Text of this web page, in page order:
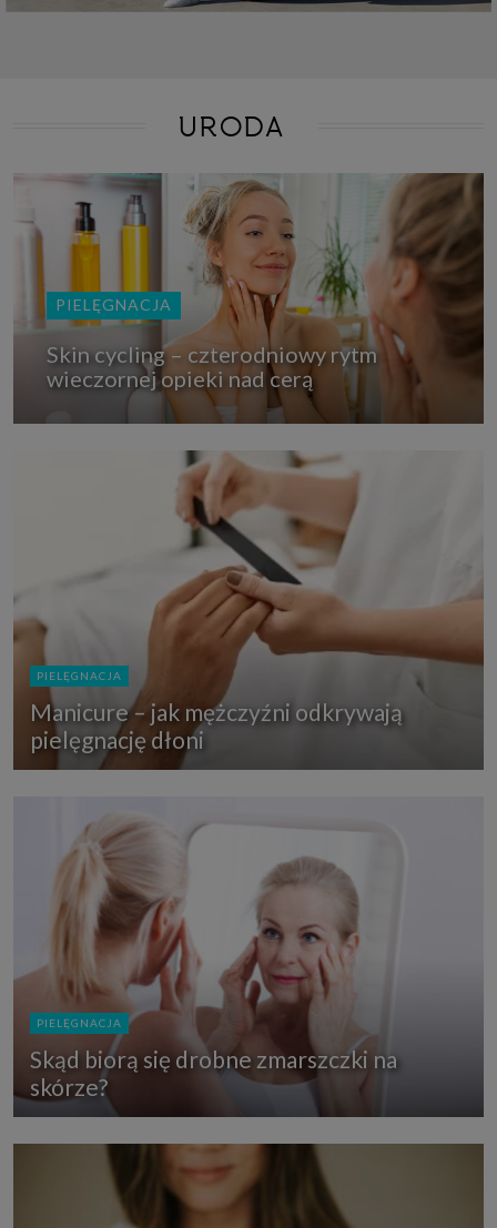
URODA
PIELĘGNACJA
Skin cycling – czterodniowy rytm
wieczornej opieki nad cerą
PIELĘGNACJA
Manicure – jak mężczyźni odkrywają
pielęgnację dłoni
PIELĘGNACJA
Skąd biorą się drobne zmarszczki na
skórze?